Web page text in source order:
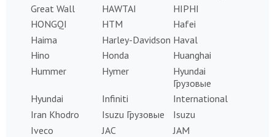
Great Wall
HAWTAI
HIPHI
HONGQI
HTM
Hafei
Haima
Harley-Davidson Haval
Hino
Honda
Huanghai
Hummer
Hymer
Hyundai
Грузовые
Hyundai
Infiniti
International
Iran Khodro
Isuzu Грузовые
Isuzu
Iveco
JAC
JAM